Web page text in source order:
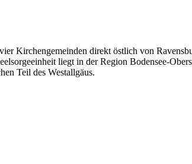
Kirchengemeinden direkt östlich von
liegt in der Region Bodensee-
Teil des Westallgäus.